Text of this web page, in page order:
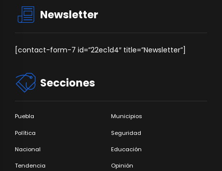
Newsletter
[contact-form-7 id=”22ec1d4″ title=”Newsletter”]
Secciones
Puebla Municipios
Política Seguridad
Nacional Educación
Tendencia Opinión